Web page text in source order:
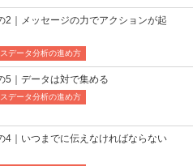
2｜メッセージの力でアクションが起
データ分析の進め方
5｜データは対で集める
データ分析の進め方
4｜いつまでに伝えなければならない